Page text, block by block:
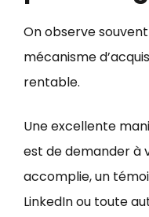
On observe
mécanisme
rentable.
Une excellente
est de demander à
accomplie, un
LinkedIn ou toute